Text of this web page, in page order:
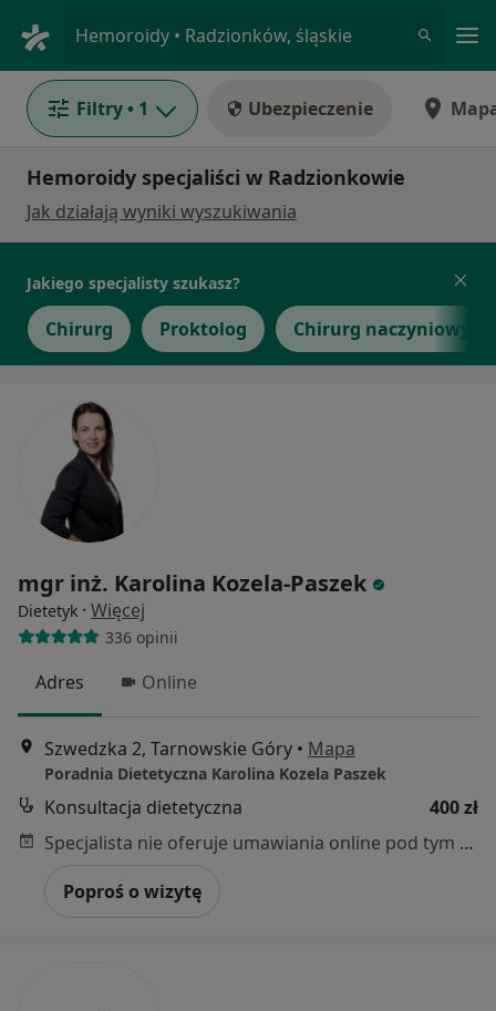
Hemoroidy • Radzionków, śląskie
Filtry • 1 Ubezpieczenie
Hemoroidy specjaliści w Radzionkowie
Jak działają wyniki wyszukiwania
Jakiego specjalisty szukasz?
Chirurg Proktolog Chirurg naczyniowy
mgr inż. Karolina Kozela-Paszek
Dietetyk · Więcej
336 opinii
Adres Online
Szwedzka 2, Tarnowskie Góry • Mapa
Poradnia Dietetyczna Karolina Kozela Paszek
Konsultacja dietetyczna
400 zł
Specjalista nie oferuje umawiania online pod tym adresem.
Poproś o wizytę